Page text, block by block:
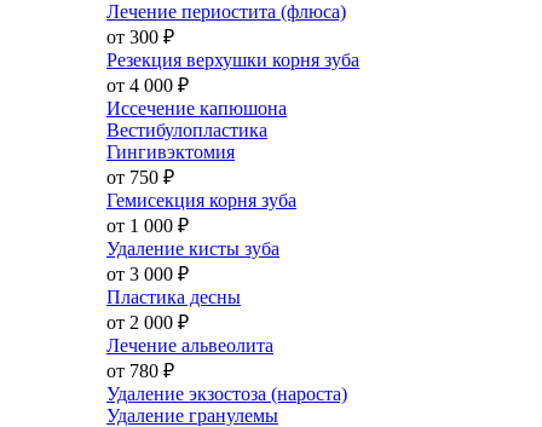
Лечение периостита (флюса)
от 300 ₽
Резекция верхушки корня зуба
от 4 000 ₽
Иссечение капюшона
Вестибулопластика
Гингивэктомия
от 750 ₽
Гемисекция корня зуба
от 1 000 ₽
Удаление кисты зуба
от 3 000 ₽
Пластика десны
от 2 000 ₽
Лечение альвеолита
от 780 ₽
Удаление экзостоза (нароста)
Удаление гранулемы